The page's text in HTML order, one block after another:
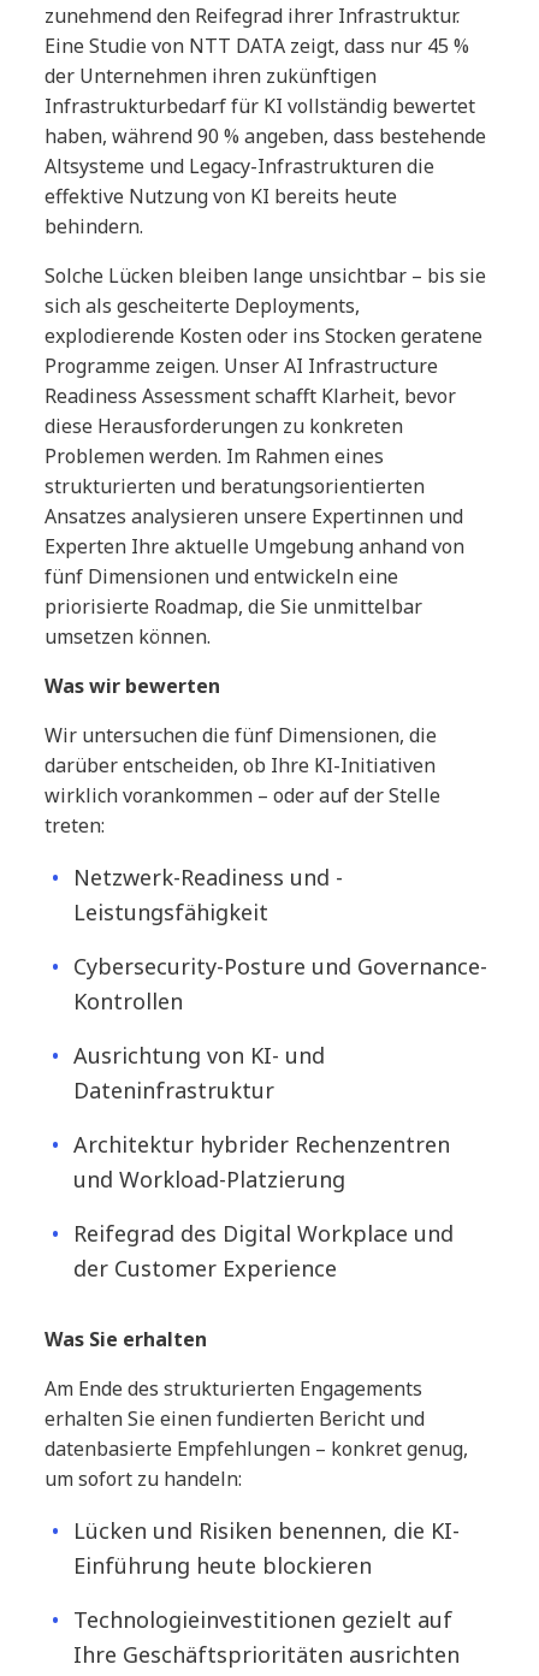
zunehmend den Reifegrad ihrer Infrastruktur.
Eine Studie von NTT DATA zeigt, dass nur 45 %
der Unternehmen ihren zukünftigen
Infrastrukturbedarf für KI vollständig bewertet
haben, während 90 % angeben, dass bestehende
Altsysteme und Legacy-Infrastrukturen die
effektive Nutzung von KI bereits heute
behindern.
Solche Lücken bleiben lange unsichtbar – bis sie
sich als gescheiterte Deployments,
explodierende Kosten oder ins Stocken geratene
Programme zeigen. Unser AI Infrastructure
Readiness Assessment schafft Klarheit, bevor
diese Herausforderungen zu konkreten
Problemen werden. Im Rahmen eines
strukturierten und beratungsorientierten
Ansatzes analysieren unsere Expertinnen und
Experten Ihre aktuelle Umgebung anhand von
fünf Dimensionen und entwickeln eine
priorisierte Roadmap, die Sie unmittelbar
umsetzen können.
Was wir bewerten
Wir untersuchen die fünf Dimensionen, die
darüber entscheiden, ob Ihre KI-Initiativen
wirklich vorankommen – oder auf der Stelle
treten:
Netzwerk-Readiness und -
Leistungsfähigkeit
Cybersecurity-Posture und Governance-
Kontrollen
Ausrichtung von KI- und
Dateninfrastruktur
Architektur hybrider Rechenzentren
und Workload-Platzierung
Reifegrad des Digital Workplace und
der Customer Experience
Was Sie erhalten
Am Ende des strukturierten Engagements
erhalten Sie einen fundierten Bericht und
datenbasierte Empfehlungen – konkret genug,
um sofort zu handeln:
Lücken und Risiken benennen, die KI-
Einführung heute blockieren
Technologieinvestitionen gezielt auf
Ihre Geschäftsprioritäten ausrichten